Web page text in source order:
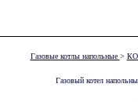
Газовые котлы напольные >
Газовый котел